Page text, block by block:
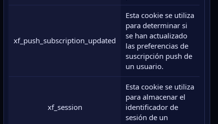
xf_push_subscription_updated
Esta cookie se utiliza
para determinar si
se han actualizado
las preferencias de
suscripción push de
un usuario.
xf_session
Esta cookie se utiliza
para almacenar el
identificador de
sesión de un